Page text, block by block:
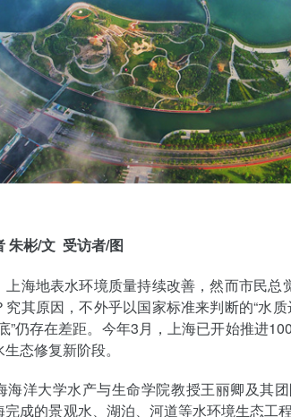
朱彬/文 受访者/图
海地表水环境质量持续改善，然而市民总
究其原因，不外乎以国家标准来判断的“水
”仍存在差距。今年3月，上海已开始推进
态修复新阶段。
海洋大学水产与生命学院教授王丽卿及其
成的景观水、湖泊、河道等水环境生态工